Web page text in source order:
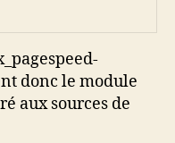
donc le module
aux sources de